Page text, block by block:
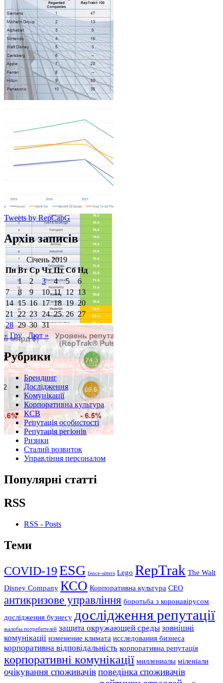
Tweets by RepCapG
Архів записів
Січень 2019
Пн Вт Ср Чт Пт Сб Нд
1
2 3 4 5
6
7
8 9 10 11 12 13
14 15 16 17 18 19 20
21 22 23 24 25 26 27
28 29 30 31
« Гру
Лют »
Рубрики
Брендинг
Дослідження
Комунікації
Корпоративна культура
КСВ
Репутація особистості
Репутація регіонів
Ризики
Сталий розвиток
Управління персоналом
Популярні статті
RSS
RSS - Posts
Теми
COVID-19ESG fence-sitters Lego RepTrak The Walt
Disney Company КСО Корпоративна культура СЕО
антикризове управління боротьба з коронавірусом
дослідження бузнесу дослідження репутації
жалобы потребителей защита окружающей среды зовнішні
комунікації изменение климата исследования бизнеса
корпоративна відповідальність корпоративна репутація
корпоративні комунікації миллениалы міленіали
очікування споживачівповедінка споживачів